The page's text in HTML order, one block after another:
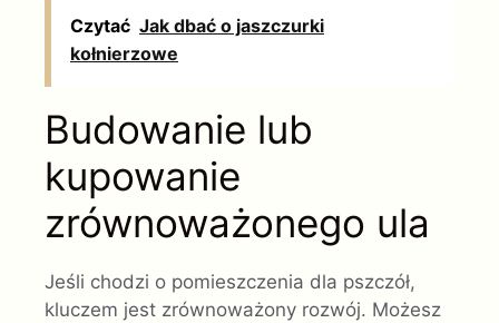
Czytać Jak dbać o jaszczurki
kołnierzowe
Budowanie lub
kupowanie
zrównoważonego ula
Jeśli chodzi o pomieszczenia dla pszczół,
kluczem jest zrównoważony rozwój. Możesz